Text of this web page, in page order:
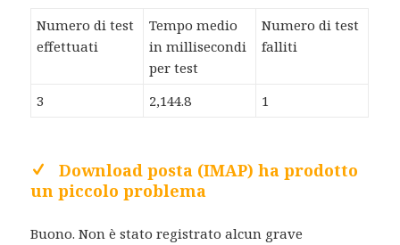
Numero di test
effettuati
Tempo medio
in millisecondi
per test
Numero di test
falliti
3 2,144.8 1
Download posta (IMAP) ha prodotto
un piccolo problema
Buono. Non è stato registrato alcun grave